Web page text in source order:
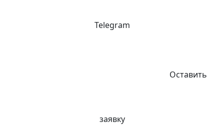
Telegram
Оставить
заявку